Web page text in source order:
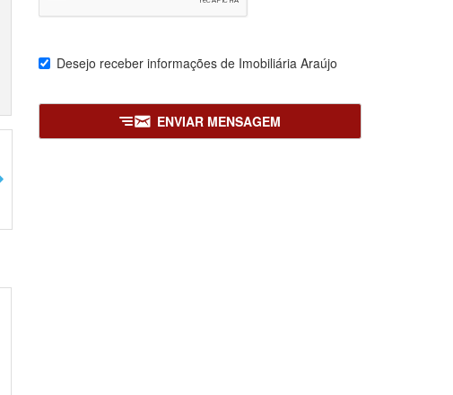
Desejo receber informações de Imobiliária Araújo
ENVIAR MENSAGEM